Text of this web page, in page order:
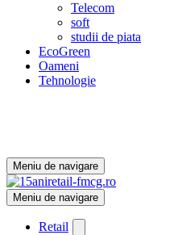
Telecom
soft
studii de piata
EcoGreen
Oameni
Tehnologie
Meniu de navigare
Meniu de navigare
Retail